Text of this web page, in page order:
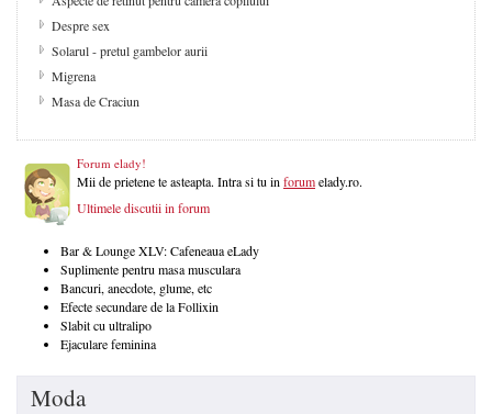
Despre sex
Solarul - pretul gambelor aurii
Migrena
Masa de Craciun
Forum elady!
Mii de prietene te asteapta. Intra si tu in forumelady.ro.
Ultimele discutii in forum
Bar & Lounge XLV: Cafeneaua eLady
Suplimente pentru masa musculara
Bancuri, anecdote, glume, etc
Efecte secundare de la Follixin
Slabit cu ultralipo
Ejaculare feminina
Moda